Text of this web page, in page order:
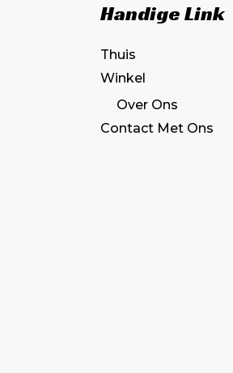
Handige Link
Thuis
Winkel
Over Ons
Contact Met Ons